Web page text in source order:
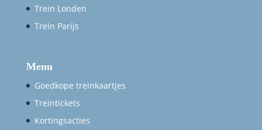
Trein Londen
Trein Parijs
Menu
Goedkope treinkaartjes
Treintickets
Kortingsacties